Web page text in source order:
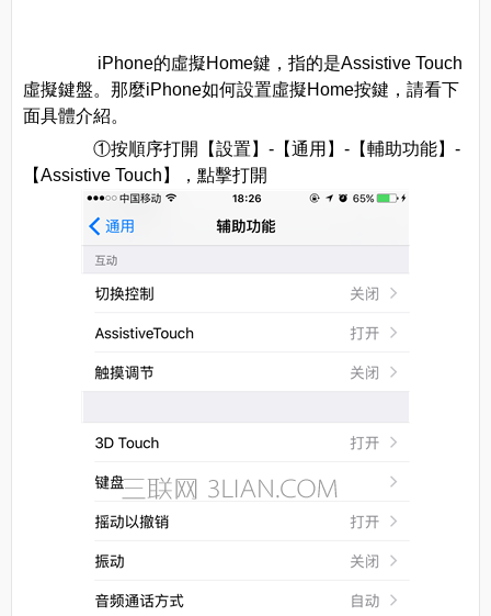
iPhone的虛擬Home鍵，指的是Assistive Touch
虛擬鍵盤。那麼iPhone如何設置虛擬Home按鍵，請看下
面具體介紹。
①按順序打開【設置】-【通用】-【輔助功能】-
【Assistive Touch】，點擊打開